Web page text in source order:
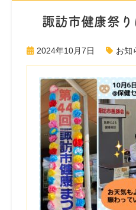
諏訪市健康祭
2024年10月7日 お知